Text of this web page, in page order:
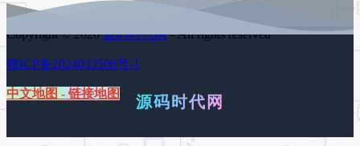
Copyright © 2026源码时代网- All rights reserved
赣ICP备2024033506号-1
中文地图 - 链接地图 源码时代网